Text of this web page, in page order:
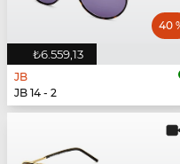
₺6.559,13
40
JB
JB 14 - 2